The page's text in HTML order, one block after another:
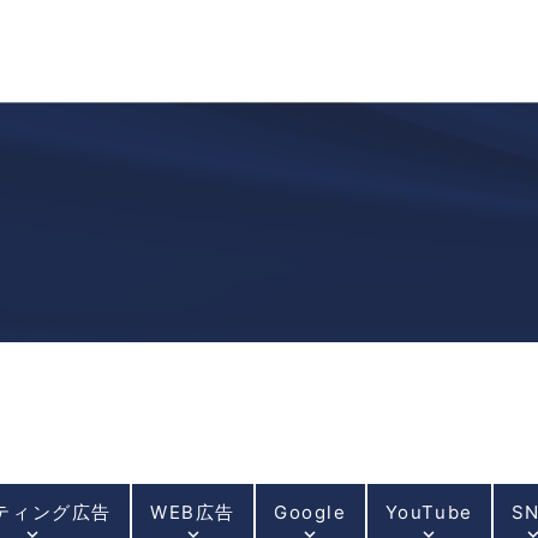
ィング広告 WEB広告 Google YouTube